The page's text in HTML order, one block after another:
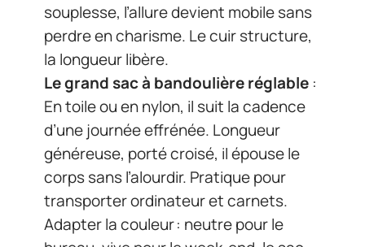
souplesse, l’allure devient mobile sans
perdre en charisme. Le cuir structure,
la longueur libère.
Le grand sac à bandoulière réglable :
En toile ou en nylon, il suit la cadence
d’une journée effrénée. Longueur
généreuse, porté croisé, il épouse le
corps sans l’alourdir. Pratique pour
transporter ordinateur et carnets.
Adapter la couleur : neutre pour le